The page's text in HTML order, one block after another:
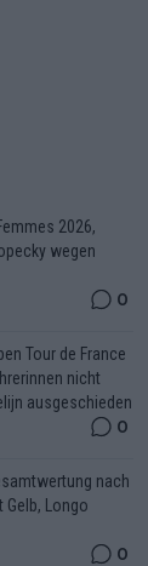
2026,
wegen
0
Tour de France
nicht
ausgeschieden
0
nach
Gelb, Longo
0